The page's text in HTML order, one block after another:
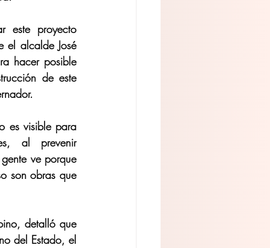
este proyecto
el alcalde José
hacer posible
de este
es visible para
al prevenir
ve porque
son obras que
detalló que
del Estado, el